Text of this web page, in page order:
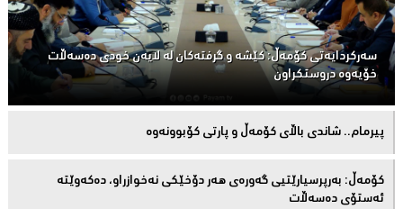
سەركردایەتی كۆمەڵ: كێشە و گرفتەكان لە لایەن خودی دەسەڵات
خۆیەوە دروستكراون
پیرمام.. شاندی باڵای كۆمه‌ڵ و پارتی كۆبوونه‌وه‌
كۆمەڵ: بەرپرسیارێتیی گەورەی هەر دۆخێکی نەخوازراو، دەكەوێتە
ئەستۆی دەسەڵات